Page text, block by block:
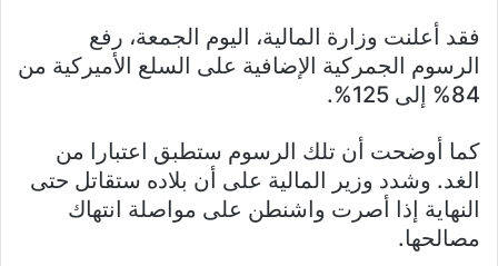
فقد أعلنت وزارة المالية، اليوم الجمعة، رفع
الرسوم الجمركية الإضافية على السلع الأميركية من
84% إلى 125%.
كما أوضحت أن تلك الرسوم ستطبق اعتبارا من
الغد. وشدد وزير المالية على أن بلاده ستقاتل حتى
النهاية إذا أصرت واشنطن على مواصلة انتهاك
مصالحها.